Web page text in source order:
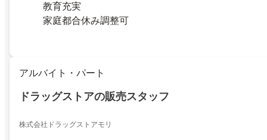
教育充実
家庭都合休み調整可
アルバイト・パート
ドラッグストアの販売スタッフ
株式会社ドラッグストアモリ